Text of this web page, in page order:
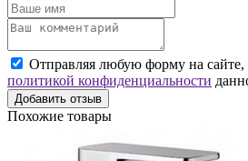
Отправляя любую форму на сайте,
политикой конфиденциальности
Добавить отзыв
Похожие товары